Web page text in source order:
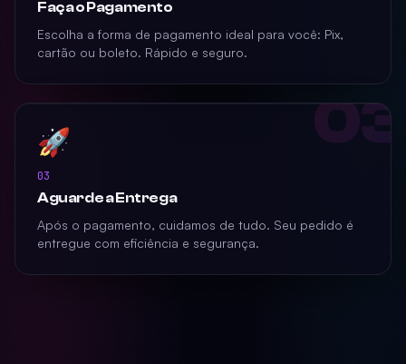
Faça o Pagamento
Escolha a forma de pagamento ideal para você: Pix,
cartão ou boleto. Rápido e seguro.
03
🚀
03
Aguarde a Entrega
Após o pagamento, cuidamos de tudo. Seu pedido é
entregue com eficiência e segurança.